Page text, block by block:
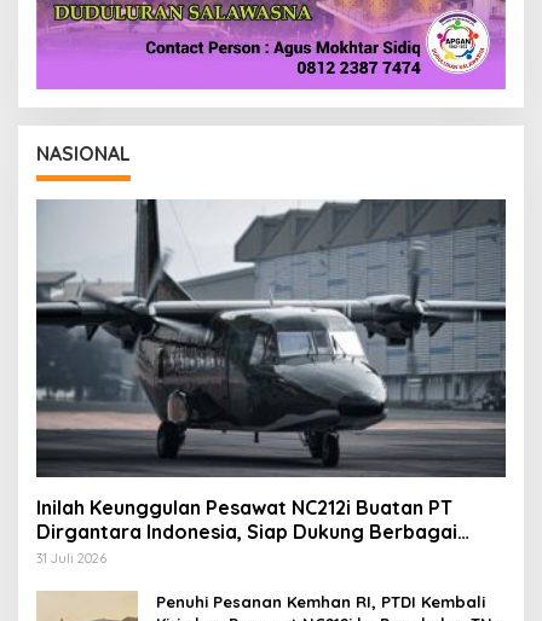
NASIONAL
Inilah Keunggulan Pesawat NC212i Buatan PT
Dirgantara Indonesia, Siap Dukung Berbagai
Operasi TNI
31 Juli 2026
Penuhi Pesanan Kemhan RI, PTDI Kembali